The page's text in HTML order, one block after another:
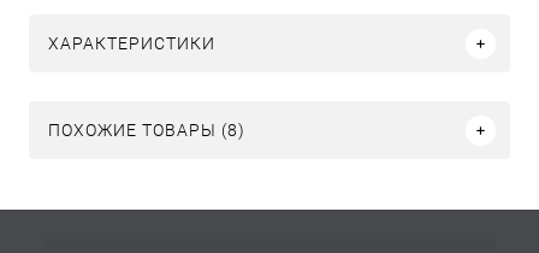
ХАРАКТЕРИСТИКИ
ПОХОЖИЕ ТОВАРЫ (8)